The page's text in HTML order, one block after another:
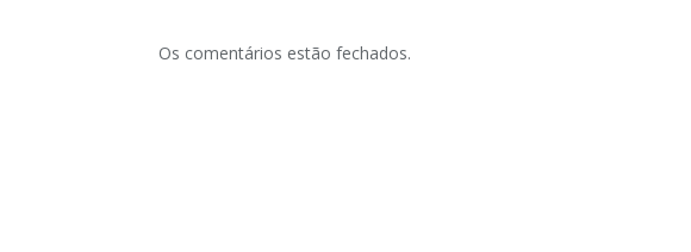
Os comentários estão fechados.